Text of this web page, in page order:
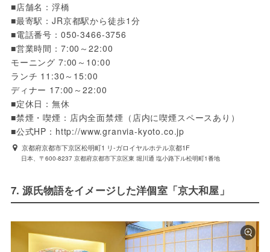
■店舗名：浮橋
■最寄駅：JR京都駅から徒歩1分
■電話番号：050-3466-3756
■営業時間：7:00～22:00
モーニング 7:00～10:00
ランチ 11:30～15:00
ディナー 17:00～22:00
■定休日：無休
■禁煙・喫煙：店内全面禁煙（店内に喫煙スペースあり）
■公式HP：http://www.granvia-kyoto.co.jp
京都府京都市下京区松明町1 リ-ガロイヤルホテル京都1F
日本、〒600-8237 京都府京都市下京区東 堀川通 塩小路下ル松明町1番地
7. 源氏物語をイメージした洋個室「京大和屋」